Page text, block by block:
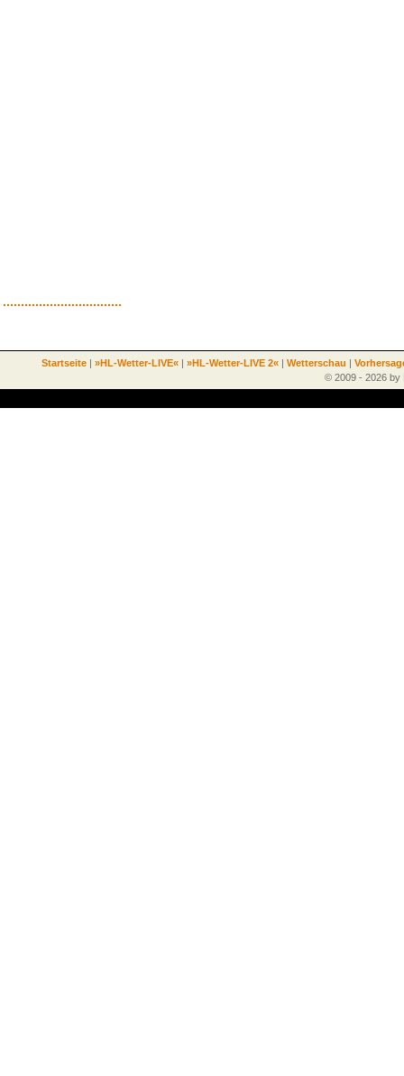
.................................
Startseite | »HL-Wetter-LIVE« | »HL-Wetter-LIVE 2« | Wetterschau |
© 2009 - 2026 by